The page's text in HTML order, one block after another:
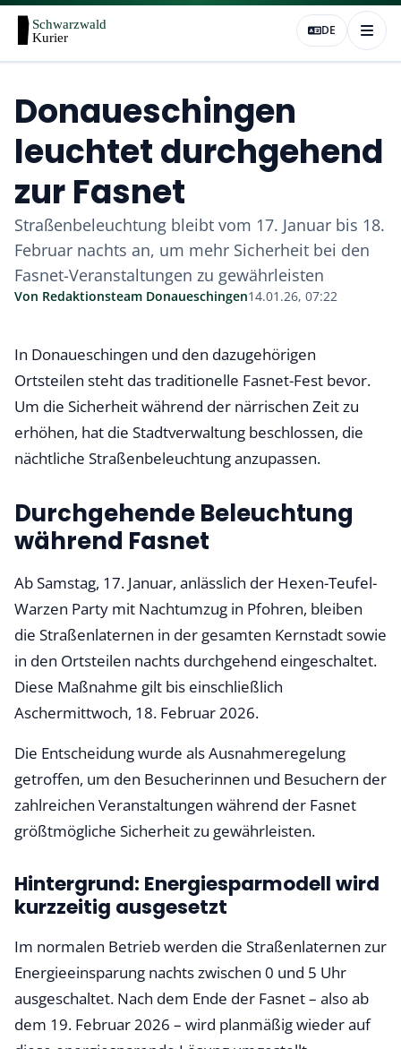
DE
Donaueschingen
leuchtet durchgehend
zur Fasnet
Straßenbeleuchtung bleibt vom 17. Januar bis 18.
Februar nachts an, um mehr Sicherheit bei den
Fasnet-Veranstaltungen zu gewährleisten
Von Redaktionsteam Donaueschingen14.01.26, 07:22
In Donaueschingen und den dazugehörigen
Ortsteilen steht das traditionelle Fasnet-Fest bevor.
Um die Sicherheit während der närrischen Zeit zu
erhöhen, hat die Stadtverwaltung beschlossen, die
nächtliche Straßenbeleuchtung anzupassen.
Durchgehende Beleuchtung
während Fasnet
Ab Samstag, 17. Januar, anlässlich der Hexen-Teufel-
Warzen Party mit Nachtumzug in Pfohren, bleiben
die Straßenlaternen in der gesamten Kernstadt sowie
in den Ortsteilen nachts durchgehend eingeschaltet.
Diese Maßnahme gilt bis einschließlich
Aschermittwoch, 18. Februar 2026.
Die Entscheidung wurde als Ausnahmeregelung
getroffen, um den Besucherinnen und Besuchern der
zahlreichen Veranstaltungen während der Fasnet
größtmögliche Sicherheit zu gewährleisten.
Hintergrund: Energiesparmodell wird
kurzzeitig ausgesetzt
Im normalen Betrieb werden die Straßenlaternen zur
Energieeinsparung nachts zwischen 0 und 5 Uhr
ausgeschaltet. Nach dem Ende der Fasnet – also ab
dem 19. Februar 2026 – wird planmäßig wieder auf